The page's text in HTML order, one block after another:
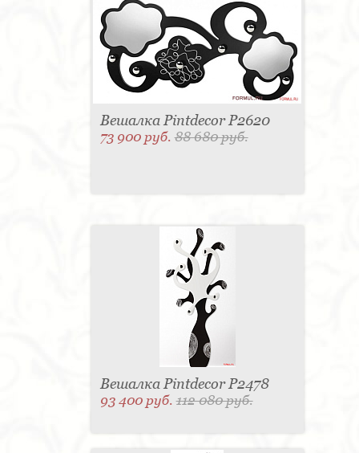
Вешалка Pintdecor P2620
73 900 руб.88 680 руб.
Вешалка Pintdecor P2478
93 400 руб.112 080 руб.